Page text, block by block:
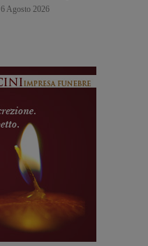
6 Agosto 2026